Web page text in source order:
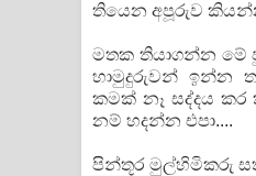
Sihina Song
පෙළ
Father Song
පෙළ
තියෙන අපූරුව
මතක තියාගන්න මේ
හාමුදුරුවන් ඉන්න
කමක් නෑ සද්දය
නම් හදන්න එපා....
පින්තූර මුල්හිමිකරු